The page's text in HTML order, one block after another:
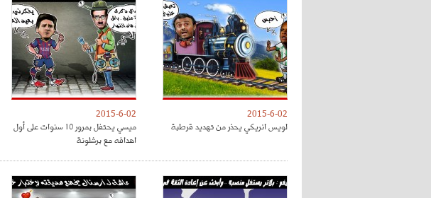
2015-6-02
لويس انريكي يحذر من تهديد قرطبة
2015-6-02
ميسي يحتفل بمرور 10 سنوات على أول
اهدافه مع برشلونة